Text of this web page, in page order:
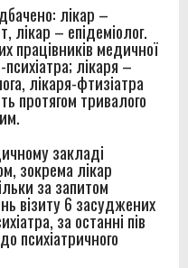
лікар –
лікар – епідеміолог.
працівників медичної
лікаря –
лікаря-фтизіатра
протягом тривалого
закладі
зокрема лікар
за запитом
візиту 6 засуджених
за останні пів
психіатричного